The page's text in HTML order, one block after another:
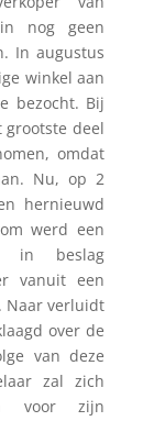
nog geen
In augustus
winkel aan
bezocht. Bij
grootste deel
omdat
Nu, op 2
hernieuwd
werd een
in beslag
vanuit een
Naar verluidt
over de
van deze
zal zich
voor zijn